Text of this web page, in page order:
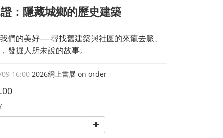
：隱藏城鄉的歷史建築
們的美好──尋找舊建築與社區的來龍去脈、
發掘人所未說的故事。
16:00 2026網上書展 on order